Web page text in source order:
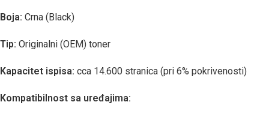
Boja: Crna (Black)
Tip: Originalni (OEM) toner
Kapacitet ispisa: cca 14.600 stranica (pri 6% pokrivenosti)
Kompatibilnost sa uređajima: